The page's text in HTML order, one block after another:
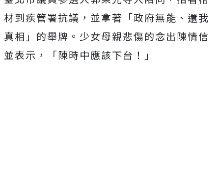
材到疾管署抗議，並拿著「政府無能、還我
真相」的舉牌。少女母親悲傷的念出陳情信
並表示，「陳時中應該下台！」